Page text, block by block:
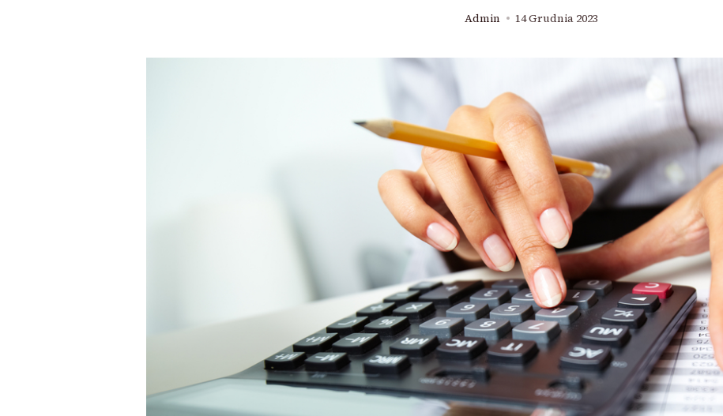
Admin 14 Grudnia 2023